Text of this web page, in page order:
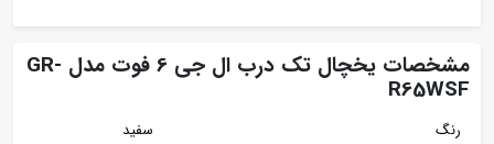
مشخصات یخچال تک درب ال جی 6 فوت مدل GR-
R65WSF
رنگ
سفید